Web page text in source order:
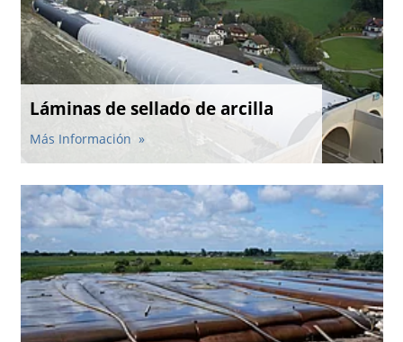
Láminas de sellado de arcilla
Más Información